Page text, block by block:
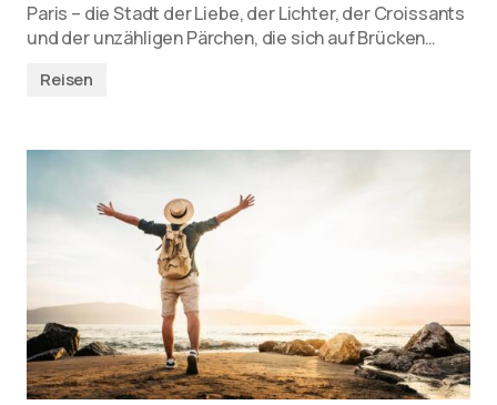
Paris – die Stadt der Liebe, der Lichter, der Croissants
und der unzähligen Pärchen, die sich auf Brücken…
Reisen